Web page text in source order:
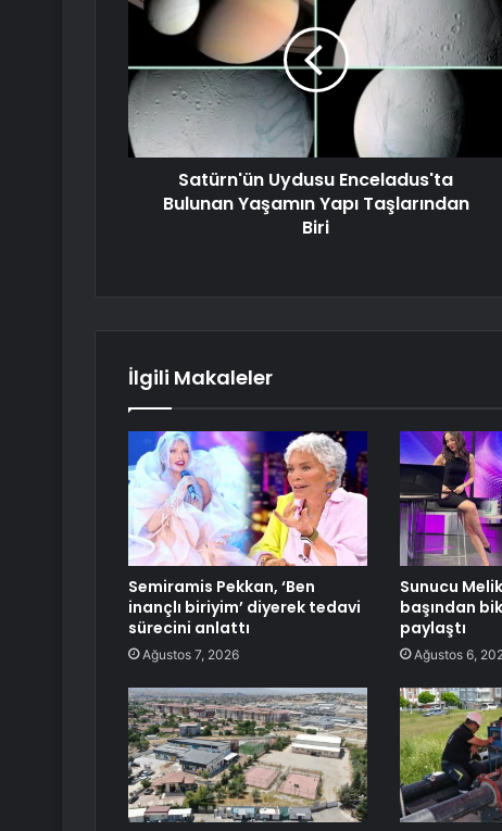
Satürn'ün Uydusu Enceladus'ta
Bulunan Yaşamın Yapı Taşlarından
Biri
İlgili Makaleler
Semiramis Pekkan, ‘Ben
inançlı biriyim’ diyerek tedavi
sürecini anlattı
Ağustos 7, 2026
Sunucu
başından
paylaştı
Ağustos 6,